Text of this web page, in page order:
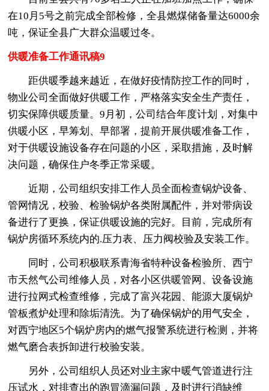
在10月5号之前完成全部检修，全县燃煤储备量达6000余
吨，保证全县广大群众温暖过冬。
供暖准备工作通讯稿9
距供暖季越来越近，在做好疫情防控工作的同时，
物业公司全面做好供暖工作，严格落实安全生产责任，
切实保障供暖质量。9月初，公司结合年度计划，对集中
供暖小区，早筹划、早部署，提前开展供暖准备工作，
对于供暖设施设备存在问题的小区，采取措施，及时解
决问题，确保住户冬季正常采暖。
近期，公司组织安排工作人员全面检查锅炉设备、
管网情况，校验、检验锅炉各类附属配件，并对带病设
备进行了更换，保证供暖设施的完好。目前，完成所有
锅炉房循环系统内的.压力表、压力阀校验及安装工作。
同时，公司积极联系青海省特种设备检验所、西宁
市天然气公司维修人员，对各小区供暖管网、设备设施
进行拉网式检查维修，完成了富兴花园、能源大厦锅炉
管板煮炉处理和除垢清洗。为了确保锅炉的用气安全，
对西宁地区5个锅炉房内的燃气报警系统进行检测，并将
燃气磨合表拆卸进行校验安装。
另外，公司组织人员还对业主家中暖气管道进行注
压试水，对排查出的跑冒滴漏问题，及时进行消缺维